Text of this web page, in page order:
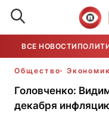
ВСЕ НОВОСТИ
Общество
Головченко:
декабря